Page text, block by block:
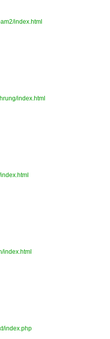
index.html
index.html
index.html
index.php